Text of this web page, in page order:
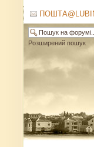
Розширений пошук